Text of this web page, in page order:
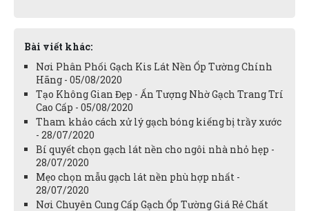
Bài viết khác:
Nơi Phân Phối Gạch Kis Lát Nền Ốp Tường Chính
Hãng - 05/08/2020
Tạo Không Gian Đẹp - Ấn Tượng Nhờ Gạch Trang Trí
Cao Cấp - 05/08/2020
Tham khảo cách xử lý gạch bóng kiếng bị trầy xước
- 28/07/2020
Bí quyết chọn gạch lát nền cho ngôi nhà nhỏ hẹp -
28/07/2020
Mẹo chọn mẫu gạch lát nền phù hợp nhất -
28/07/2020
Nơi Chuyên Cung Cấp Gạch Ốp Tường Giá Rẻ Chất